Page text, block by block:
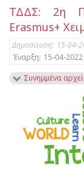
ΤΔΔΣ: 2η
Erasmus+
Δημοσίευση: 15-04-
Έναρξη: 15-04-2022
Συνημμένα